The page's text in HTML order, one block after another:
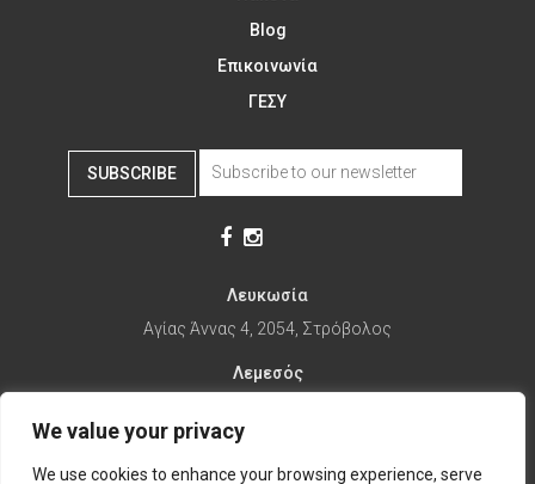
We value your privacy
We use cookies to enhance your browsing experience, serve
Blog
Επικοινωνία
ΓΕΣΥ
SUBSCRIBE
Λευκωσία
Αγίας Άννας 4, 2054, Στρόβολος
Λεμεσός